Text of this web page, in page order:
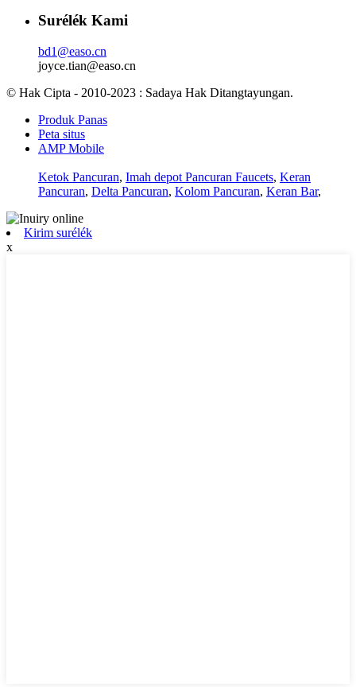
Surélék Kami
bd1@easo.cn
joyce.tian@easo.cn
© Hak Cipta - 2010-2023 : Sadaya Hak Ditangtayungan.
Produk Panas
Peta situs
AMP Mobile
Ketok Pancuran, Imah depot Pancuran Faucets, Keran
Pancuran, Delta Pancuran, Kolom Pancuran, Keran Bar,
Kirim surélék
x